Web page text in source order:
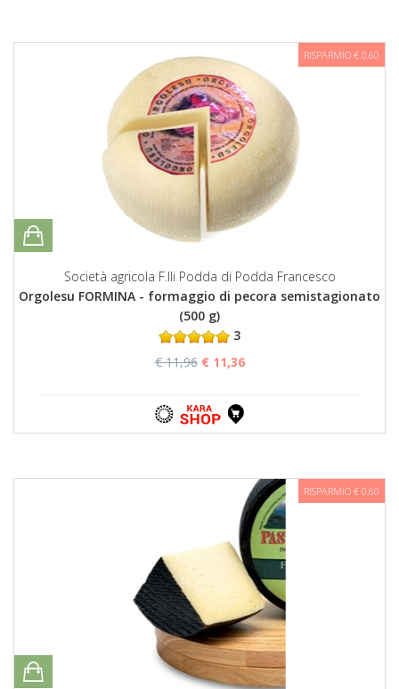
RISPARMIO € 0,60
Società agricola F.lli Podda di Podda Francesco
Orgolesu FORMINA - formaggio di pecora semistagionato
(500 g)
3
€ 11,96 € 11,36
RISPARMIO € 0,60